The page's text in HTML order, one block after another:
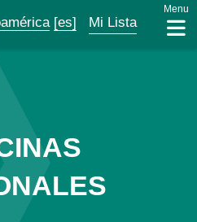
[es] Mi Lista
Menu